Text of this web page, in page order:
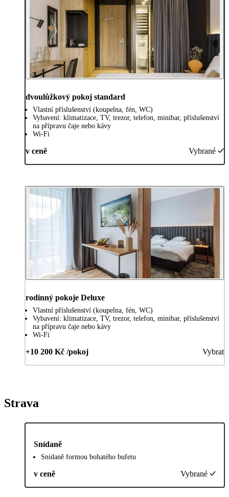
dvoulůžkový pokoj standard
Vlastní příslušenství (koupelna, fén, WC)
Vybavení: klimatizace, TV, trezor, telefon, minibar, příslušenství
na přípravu čaje nebo kávy
Wi-Fi
v ceně Vybrané
rodinný pokoje Deluxe
Vlastní příslušenství (koupelna, fén, WC)
Vybavení: klimatizace, TV, trezor, telefon, minibar, příslušenství
na přípravu čaje nebo kávy
Wi-Fi
+10 200 Kč /pokoj Vybrat
Strava
Snídaně
Snídaně formou bohatého bufetu
v ceně Vybrané